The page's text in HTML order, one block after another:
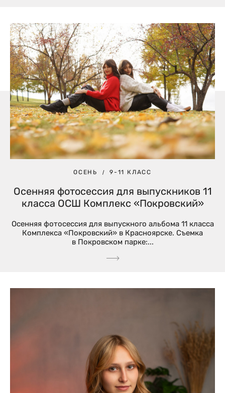
ОСЕНЬ 9-11 КЛАСС
Осенняя фотосессия для выпускников 11
класса ОСШ Комплекс «Покровский»
Осенняя фотосессия для выпускного альбома 11 класса
Комплекса «Покровский» в Красноярске. Съемка
в Покровском парке:...